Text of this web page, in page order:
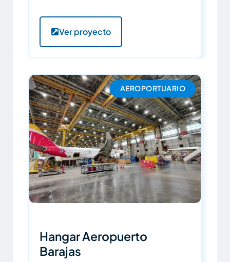
Ver proyecto
AEROPORTUARIO
Hangar Aeropuerto
Barajas